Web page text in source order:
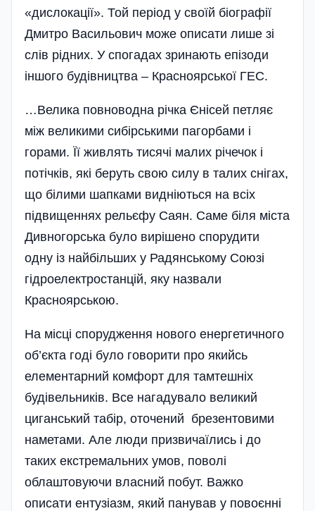
«дислокації». Той період у своїй біографії
Дмитро Васильович може описати лише зі
слів рідних. У спогадах зринають епізоди
іншого буді­вництва – Красноярської ГЕС.
…Велика повноводна річка Єнісей петляє
між великими сибір­ськими пагорбами і
горами. Її живлять тисячі малих річечок і
потічків, які беруть свою силу в талих снігах,
що білими шапками видніються на всіх
підвищеннях рельєфу Саян. Саме біля міста
Дивногорська було вирішено спорудити
одну із найбі­льших у Радянському Союзі
гідроелектростанцій, яку назвали
Красноярською.
На місці спорудження нового енергетичного
об’єкта годі було говорити про якийсь
елементарний комфорт для тамтешніх
будівельників. Все нагадувало великий
циганський табір, оточений брезентовими
наметами. Але люди призвичаїлись і до
таких екстремальних умов, поволі
облаштовуючи власний побут. Важко
описати ентузіазм, який панував у повоєнні